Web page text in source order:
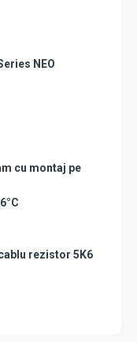
NEO
cu montaj pe
rezistor 5K6